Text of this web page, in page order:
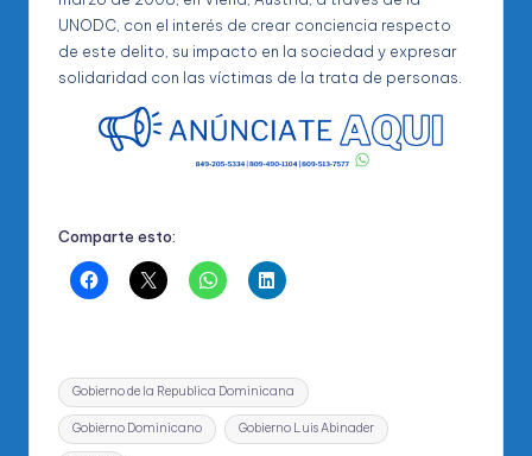
UNODC, con el interés de crear conciencia respecto
de este delito, su impacto en la sociedad y expresar
solidaridad con las víctimas de la trata de personas.
Comparte esto:
Etiquetas:
Gobierno de la Republica Dominicana
Gobierno Dominicano Gobierno Luis Abinader